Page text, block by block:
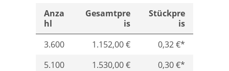
Anza
hl
Gesamtpre
is
Stückpre
is
3.600
1.152,00 €
0,32 €*
5.100
1.530,00 €
0,30 €*